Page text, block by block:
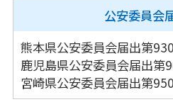
公安委員会
熊本県公安委員会届出第
鹿児島県公安委員会届出第
宮崎県公安委員会届出第